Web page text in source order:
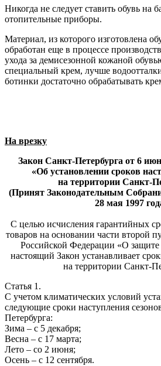
Никогда не следует ставить обувь на
отопительные приборы.
Материал, из которого изготовлена
обработан еще в процессе
ухода за демисезонной кожаной
специальный крем, лучше
ботинки достаточно обрабатывать
На врезку
Закон Санкт-Петербурга от 6
«Об установлении сроков
на территории Санкт-
(Принят Законодательным
28 мая 1997
С целью исчисления гарантийных
товаров на основании части второй
Российской Федерации «О защите
настоящий Закон устанавливает
на территории Санкт-
Статья 1.
С учетом климатических условий
следующие сроки наступления
Петербурга:
Зима – с 5 декабря;
Весна – с 17 марта;
Лето – со 2 июня;
Осень – с 12 сентября.